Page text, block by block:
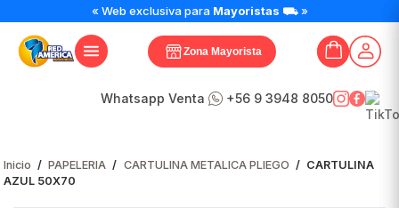
« Web exclusiva para Mayoristas ⛟ »
Zona Mayorista
Whatsapp Venta +56 9 3948 8050
Inicio / PAPELERIA / CARTULINA METALICA PLIEGO / CARTULINA
AZUL 50X70
CARTULINA
AZUL
50X70
cantidad